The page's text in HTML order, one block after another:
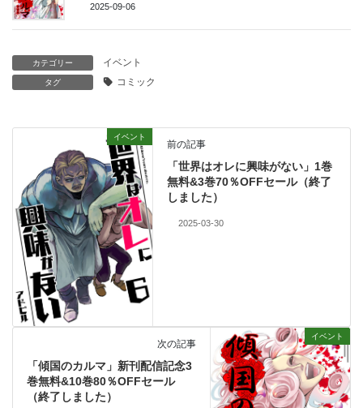
2025-09-06
カテゴリー イベント
タグ コミック
イベント
前の記事
「世界はオレに興味がない」1巻
無料&3巻70％OFFセール（終了
しました）
2025-03-30
イベント
次の記事
「傾国のカルマ」新刊配信記念3
巻無料&10巻80％OFFセール
（終了しました）